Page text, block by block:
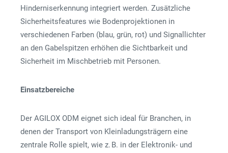
Hinderniserkennung integriert werden. Zusätzliche
Sicherheitsfeatures wie Bodenprojektionen in
verschiedenen Farben (blau, grün, rot) und Signallichter
an den Gabelspitzen erhöhen die Sichtbarkeit und
Sicherheit im Mischbetrieb mit Personen.
Einsatzbereiche
Der AGILOX ODM eignet sich ideal für Branchen, in
denen der Transport von Kleinladungsträgern eine
zentrale Rolle spielt, wie z. B. in der Elektronik- und